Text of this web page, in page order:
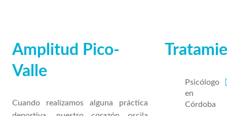
Amplitud Pico-
Valle
Cuando realizamos alguna práctica
Psicólogo
en
Córdoba